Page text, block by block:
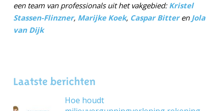
een team van professionals uit het vakgebied: Kristel
Stassen-Flinzner, Marijke Koek, Caspar Bitteren Jola
van Dijk
Laatste berichten
Hoe houdt